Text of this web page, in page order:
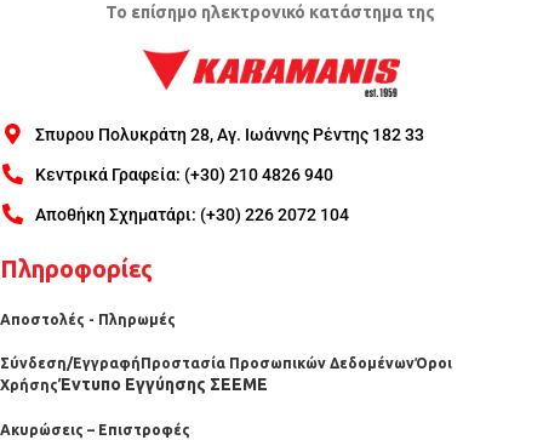
Το επίσημο ηλεκτρονικό κατάστημα της
Σπυρου Πολυκράτη 28, Αγ. Ιωάννης Ρέντης 182 33
Κεντρικά Γραφεία: (+30) 210 4826 940
Αποθήκη Σχηματάρι: (+30) 226 2072 104
Πληροφορίες
Αποστολές - Πληρωμές
Σύνδεση/ΕγγραφήΠροστασία Προσωπικών ΔεδομένωνΌροι
ΧρήσηςΈντυπο Εγγύησης ΣΕΕΜΕ
Ακυρώσεις – Επιστροφές